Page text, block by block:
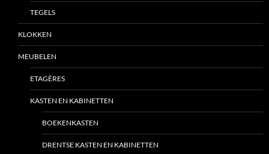
TEGELS
KLOKKEN
MEUBELEN
ETAGÈRES
KASTEN EN KABINETTEN
BOEKENKASTEN
DRENTSE KASTEN EN KABINETTEN